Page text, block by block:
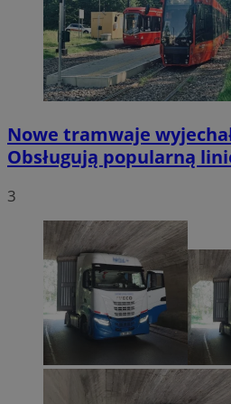
Nowe tramwaje
Obsługują popularną
3